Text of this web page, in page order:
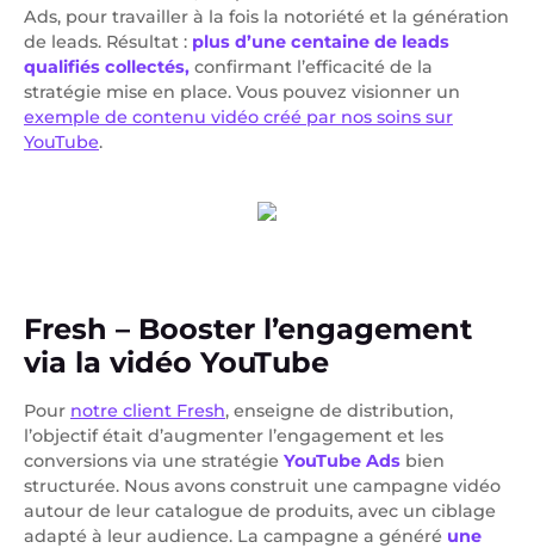
Ads, pour travailler à la fois la notoriété et la génération
de leads. Résultat : plus d’une centaine de leads
qualifiés collectés, confirmant l’efficacité de la
stratégie mise en place. Vous pouvez visionner un
exemple de contenu vidéo créé par nos soins sur
YouTube.
Fresh – Booster l’engagement
via la vidéo YouTube
Pour notre client Fresh, enseigne de distribution,
l’objectif était d’augmenter l’engagement et les
conversions via une stratégie YouTube Ads bien
structurée. Nous avons construit une campagne vidéo
autour de leur catalogue de produits, avec un ciblage
adapté à leur audience. La campagne a généré une